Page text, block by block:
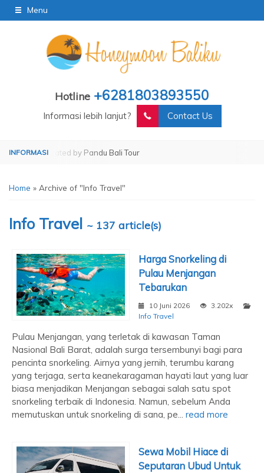
Menu
Hotline +6281803893550
Informasi lebih lanjut? Contact Us
Operated by Pandu Bali Tour
Home » Archive of "Info Travel"
Info Travel ~ 137 article(s)
Harga Snorkeling di
Pulau Menjangan
Tebarukan
10 Juni 2026
3.202x
Info Travel
Pulau Menjangan, yang terletak di kawasan Taman
Nasional Bali Barat, adalah surga tersembunyi bagi para
pencinta snorkeling. Airnya yang jernih, terumbu karang
yang terjaga, serta keanekaragaman hayati laut yang luar
biasa menjadikan Menjangan sebagai salah satu spot
snorkeling terbaik di Indonesia. Namun, sebelum Anda
memutuskan untuk snorkeling di sana, pe... read more
Sewa Mobil Hiace di
Seputaran Ubud Untuk